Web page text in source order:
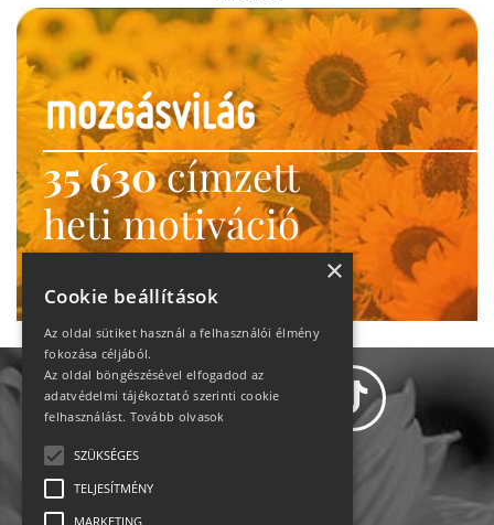
35 630címzett
heti motiváció
Ne maradj le!
×
Cookie beállítások
Az oldal sütiket használ a felhasználói élmény
fokozása céljából.
Az oldal böngészésével elfogadod az
adatvédelmi tájékoztató szerinti cookie
felhasználást. Tovább olvasok
SZÜKSÉGES
TELJESÍTMÉNY
MARKETING